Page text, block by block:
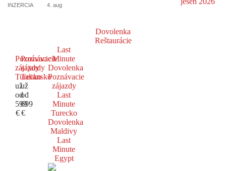
INZERCIA 4. aug
Dovolenka
Reštaurácie
Poznávacie
zájazdy
Turecko
už
od
599
€
Poznávacie
zájazdy
Taliansko
už
od
699
€
Last
Minute
Dovolenka
Poznávacie
zájazdy
Last
Minute
Turecko
Dovolenka
Maldivy
Last
Minute
Egypt